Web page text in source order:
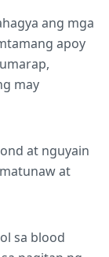
ang mga
apoy
may
at nguyain
at
sa blood